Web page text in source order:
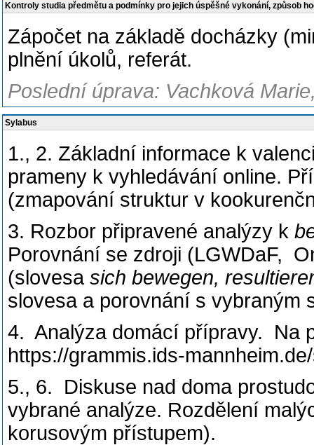
Kontroly studia předmětu a podmínky pro jejich úspěšné vykonání, způsob
Zápočet na základě docházky
plnění úkolů, referát.
Poslední úprava: Vachková
Sylabus
1., 2. Základní informace k
prameny k vyhledávání online.
(zmapování struktur v
3. Rozbor připravené analýzy k
Porovnání se zdroji (LGWDaF,
(slovesa sich bewegen,
slovesa a porovnání s vybraným
4. Analýza domácí přípravy. Na
https://grammis.ids-
5., 6. Diskuse nad doma
vybrané analýze. Rozdělení
korusovým přístupem).